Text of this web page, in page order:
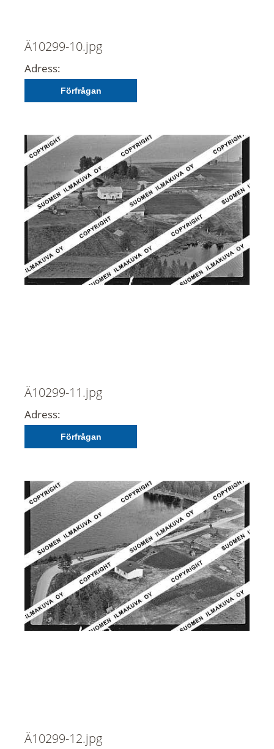
Ä10299-10.jpg
Adress:
Förfrågan
Ä10299-11.jpg
Adress:
Förfrågan
Ä10299-12.jpg